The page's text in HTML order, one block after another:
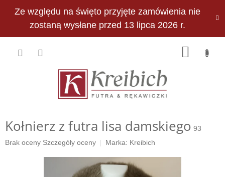
Ze względu na święto przyjęte zamówienia nie
zostaną wysłane przed 13 lipca 2026 r.
PLN
Kołnierz z futra lisa damskiego 93
Średnia
Brak oceny Szczegóły oceny Marka: Kreibich